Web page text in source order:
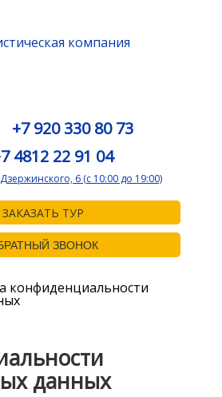
ЗАКАЗАТЬ ТУР
ЗВОНОК
+7 920 330 80 73
4812 22 91 04
6 (с 10:00 до 19:00)
конфиденциальности
данных